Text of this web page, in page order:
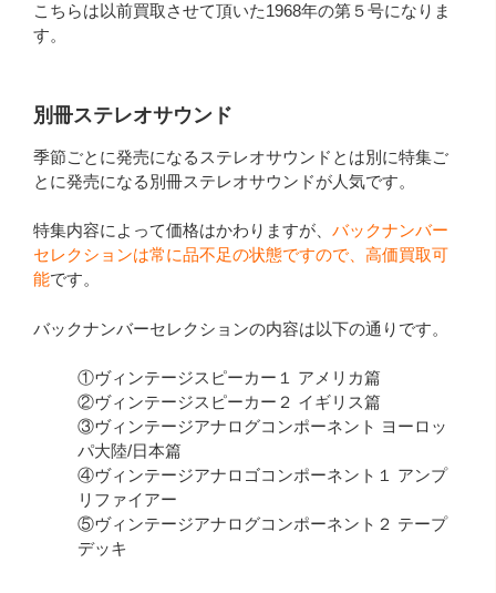
こちらは以前買取させて頂いた1968年の第５号になりま
す。
別冊ステレオサウンド
季節ごとに発売になるステレオサウンドとは別に特集ご
とに発売になる別冊ステレオサウンドが人気です。
特集内容によって価格はかわりますが、 バックナンバー
セレクションは常に品不足の状態ですので、高価買取可
能です。
バックナンバーセレクションの内容は以下の通りです。
①ヴィンテージスピーカー１ アメリカ篇
②ヴィンテージスピーカー２ イギリス篇
③ヴィンテージアナログコンポーネント ヨーロッ
パ大陸/日本篇
④ヴィンテージアナロゴコンポーネント１ アンプ
リファイアー
⑤ヴィンテージアナログコンポーネント２ テープ
デッキ